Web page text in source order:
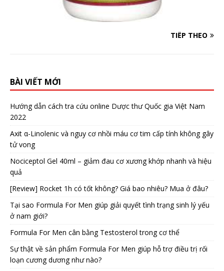
TIẾP THEO
BÀI VIẾT MỚI
Hướng dẫn cách tra cứu online Dược thư Quốc gia Việt Nam
2022
Axit α-Linolenic và nguy cơ nhồi máu cơ tim cấp tính không gây
tử vong
Nociceptol Gel 40ml – giảm đau cơ xương khớp nhanh và hiệu
quả
[Review] Rocket 1h có tốt không? Giá bao nhiêu? Mua ở đâu?
Tại sao Formula For Men giúp giải quyết tình trạng sinh lý yếu
ở nam giới?
Formula For Men cân bằng Testosterol trong cơ thể
Sự thật về sản phẩm Formula For Men giúp hỗ trợ điều trị rối
loạn cương dương như nào?